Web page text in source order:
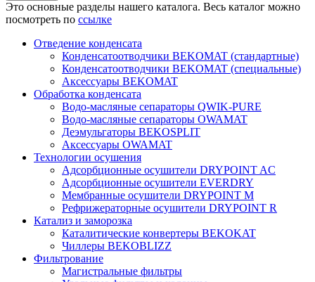
Это основные разделы нашего каталога. Весь каталог можно
посмотреть по ссылке
Отведение конденсата
Конденсатоотводчики BEKOMAT (стандартные)
Конденсатоотводчики BEKOMAT (специальные)
Аксессуары BEKOMAT
Обработка конденсата
Водо-масляные сепараторы QWIK-PURE
Водо-масляные сепараторы OWAMAT
Деэмульгаторы BEKOSPLIT
Аксессуары OWAMAT
Технологии осушения
Адсорбционные осушители DRYPOINT AC
Адсорбционные осушители EVERDRY
Мембранные осушители DRYPOINT M
Рефрижераторные осушители DRYPOINT R
Катализ и заморозка
Каталитические конвертеры BEKOKAT
Чиллеры BEKOBLIZZ
Фильтрование
Магистральные фильтры